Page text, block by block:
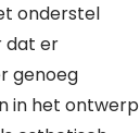
onderstel
dat er
genoeg
in het ontwerp